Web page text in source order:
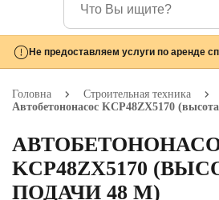
Не предоставляем услуги по аренде
Головна Строительная техника
Автобетононасос KCP48ZX5170
KCP48ZX5170
ПОДАЧИ 48 М)